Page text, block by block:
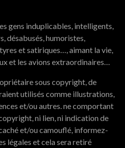
gens induplicables, intelligents,
désabusés, humoristes,
et satiriques…, aimant la vie,
et les avions extraordinaires…
sous copyright, de
utilisés comme illustrations,
et/ou autres. ne comportant
ni lien, ni indication de
et/ou camouflé, informez-
légales et cela sera retiré